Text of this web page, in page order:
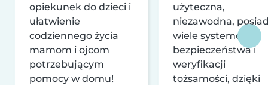
opiekunek do dzieci i
ułatwienie
codziennego życia
mamom i ojcom
potrzebującym
pomocy w domu!
użyteczna,
niezawodna,
wiele systemów
bezpieczeństwa i
weryfikacji
tożsamości, dzięki